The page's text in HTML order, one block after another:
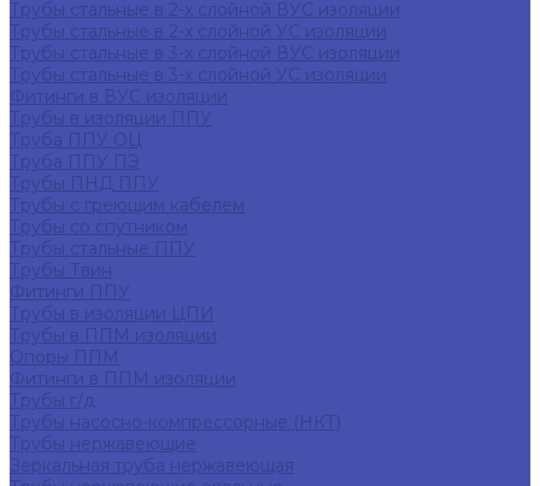
Трубы стальные в 2-х слойной ВУС изоляции
Трубы стальные в 2-х слойной УС изоляции
Трубы стальные в 3-х слойной ВУС изоляции
Трубы стальные в 3-х слойной УС изоляции
Фитинги в ВУС изоляции
Трубы в изоляции ППУ
Труба ППУ ОЦ
Труба ППУ ПЭ
Трубы ПНД ППУ
Трубы с греющим кабелем
Трубы со спутником
Трубы стальные ППУ
Трубы Твин
Фитинги ППУ
Трубы в изоляции ЦПИ
Трубы в ППМ изоляции
Опоры ППМ
Фитинги в ППМ изоляции
Трубы г/д
Трубы насосно-компрессорные (НКТ)
Трубы нержавеющие
Зеркальная труба нержавеющая